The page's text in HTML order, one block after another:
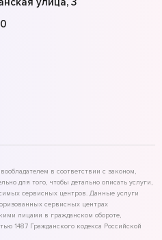
в соответствии с законом,
для того, чтобы детально описать услуги,
сервисных центров. Данные услуги
сервисных центрах
лицами в гражданском обороте,
1487 Гражданского кодекса Российской